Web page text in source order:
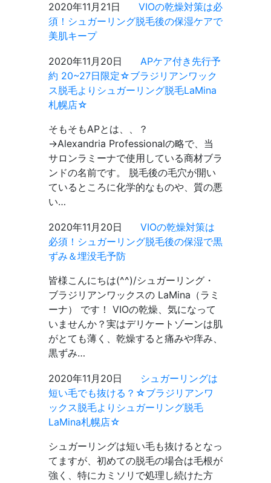
2020年11月21日
VIOの乾燥対策は必
須！シュガーリング脱毛後の保湿ケアで
美肌キープ
2020年11月20日
APケア付き先行予
約 20~27日限定☆ブラジリアンワック
ス脱毛よりシュガーリング脱毛LaMina
札幌店☆
そもそもAPとは、、？
→Alexandria Professionalの略で、当
サロンラミーナで使用している商材ブラ
ンドの名前です。 脱毛後の毛穴が開い
ているところに化学的なものや、質の悪
い…
2020年11月20日
VIOの乾燥対策は
必須！シュガーリング脱毛後の保湿で黒
ずみ＆埋没毛予防
皆様こんにちは(^^)/シュガーリング・
ブラジリアンワックスの LaMina（ラミ
ーナ） です！ VIOの乾燥、気になって
いませんか？実はデリケートゾーンは肌
がとても薄く、乾燥すると痛みや痒み、
黒ずみ…
2020年11月20日
シュガーリングは
短い毛でも抜ける？☆ブラジリアンワ
ックス脱毛よりシュガーリング脱毛
LaMina札幌店☆
シュガーリングは短い毛も抜けるとなっ
てますが、初めての脱毛の場合は毛根が
強く、特にカミソリで処理し続けた方